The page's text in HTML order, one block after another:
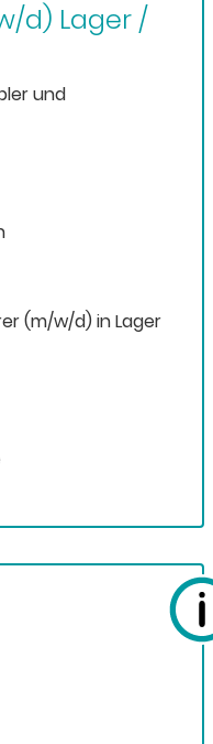
d) Lager /
und
(m/w/d) in Lager